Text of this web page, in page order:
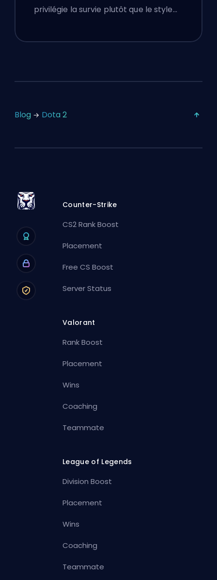
privilégie la survie plutôt que le style…
Blog Dota 2
Counter-Strike
CS2 Rank Boost
Placement
Free CS Boost
Server Status
Valorant
Rank Boost
Placement
Wins
Coaching
Teammate
League of Legends
Division Boost
Placement
Wins
Coaching
Teammate